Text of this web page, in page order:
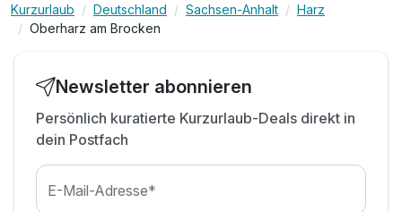
inkl. Parkplatz
inkl. WLAN
Kurzurlaub Deutschland Sachsen-Anhalt
Harz
Oberharz am Brocken
Newsletter abonnieren
Persönlich kuratierte Kurzurlaub-Deals direkt in
dein Postfach
E-Mail-Adresse*